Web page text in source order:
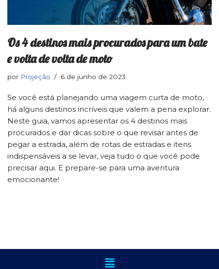
Os 4 destinos mais procurados para um bate
e volta de volta de moto
por Projeção 6 de junho de 2023
Se você está planejando uma viagem curta de moto,
há alguns destinos incríveis que valem a pena explorar.
Neste guia, vamos apresentar os 4 destinos mais
procurados e dar dicas sobre o que revisar antes de
pegar a estrada, além de rotas de estradas e itens
indispensáveis a se levar, veja tudo o que você pode
precisar aqui. E prepare-se para uma aventura
emocionante!